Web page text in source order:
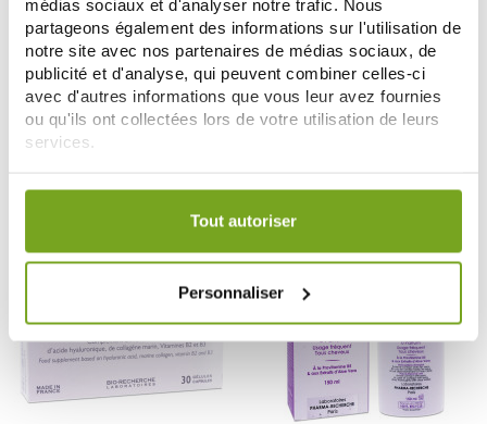
médias sociaux et d'analyser notre trafic. Nous
partageons également des informations sur l'utilisation de
notre site avec nos partenaires de médias sociaux, de
publicité et d'analyse, qui peuvent combiner celles-ci
avec d'autres informations que vous leur avez fournies
ou qu'ils ont collectées lors de votre utilisation de leurs
services.
Votre choix de consentement est conservé pendant une
Tout autoriser
Personnaliser
BIO RECHERCHE
CADITAR SHAMPOING
COMPLÉMENT ANTI CHUTE
150ML
8,90 €
AJOUTER AU PANIER
BIO RECHERCHE
BIO RECHERCHE OXYPROLANE
FLEX 45 GÉLULES
26,90 €
22,86 €